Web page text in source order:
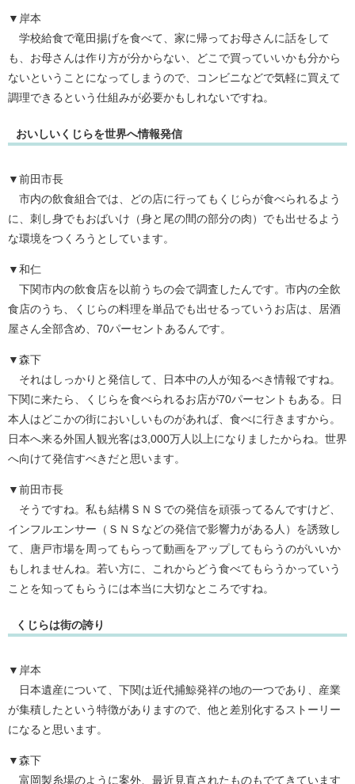
▼岸本
学校給食で竜田揚げを食べて、家に帰ってお母さんに話をして
も、お母さんは作り方が分からない、どこで買っていいかも分から
ないということになってしまうので、コンビニなどで気軽に買えて
調理できるという仕組みが必要かもしれないですね。
おいしいくじらを世界へ情報発信
▼前田市長
市内の飲食組合では、どの店に行ってもくじらが食べられるよう
に、刺し身でもおばいけ（身と尾の間の部分の肉）でも出せるよう
な環境をつくろうとしています。
▼和仁
下関市内の飲食店を以前うちの会で調査したんです。市内の全飲
食店のうち、くじらの料理を単品でも出せるっていうお店は、居酒
屋さん全部含め、70パーセントあるんです。
▼森下
それはしっかりと発信して、日本中の人が知るべき情報ですね。
下関に来たら、くじらを食べられるお店が70パーセントもある。日
本人はどこかの街においしいものがあれば、食べに行きますから。
日本へ来る外国人観光客は3,000万人以上になりましたからね。世界
へ向けて発信すべきだと思います。
▼前田市長
そうですね。私も結構ＳＮＳでの発信を頑張ってるんですけど、
インフルエンサー（ＳＮＳなどの発信で影響力がある人）を誘致し
て、唐戸市場を周ってもらって動画をアップしてもらうのがいいか
もしれませんね。若い方に、これからどう食べてもらうかっていう
ことを知ってもらうには本当に大切なところですね。
くじらは街の誇り
▼岸本
日本遺産について、下関は近代捕鯨発祥の地の一つであり、産業
が集積したという特徴がありますので、他と差別化するストーリー
になると思います。
▼森下
富岡製糸場のように案外、最近見直されたものもでてきています